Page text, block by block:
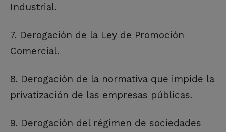
Industrial.
7. Derogación de la Ley de Promoción
Comercial.
8. Derogación de la normativa que impide la
privatización de las empresas públicas.
9. Derogación del régimen de sociedades